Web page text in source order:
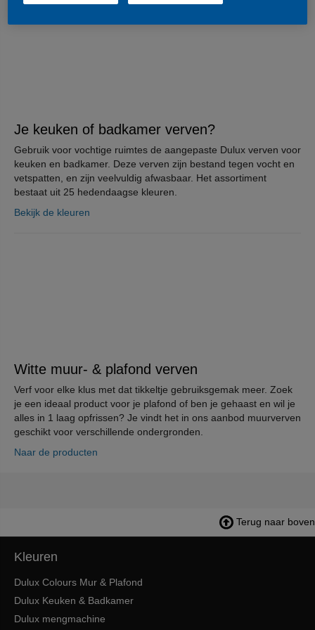
Je keuken of badkamer verven?
Gebruik voor vochtige ruimtes de aangepaste Dulux verven voor
keuken en badkamer. Deze verven zijn bestand tegen vocht en
vetspatten, en zijn veelvuldig afwasbaar. Het assortiment
bestaat uit 25 hedendaagse kleuren.
Bekijk de kleuren
Witte muur- & plafond verven
Verf voor elke klus met dat tikkeltje gebruiksgemak meer. Zoek
je een ideaal product voor je plafond of ben je gehaast en wil je
alles in 1 laag opfrissen? Je vindt het in ons aanbod muurverven
geschikt voor verschillende ondergronden.
Naar de producten
Terug naar boven
Kleuren
Dulux Colours Mur & Plafond
Dulux Keuken & Badkamer
Dulux mengmachine